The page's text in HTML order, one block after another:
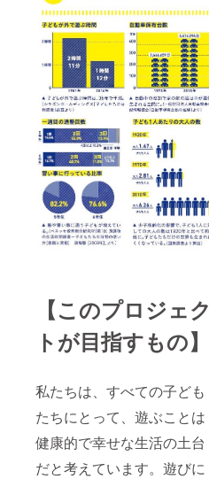
【このプロジェク
トが目指すもの】
私たちは、すべての子ども
たちにとって、遊ぶことは
健康的で幸せな生活の土台
だと考えています。遊びに